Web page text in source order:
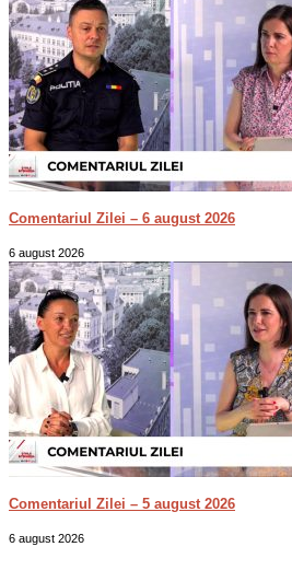
Comentariul Zilei – 6 august 2026
6 august 2026
Comentariul Zilei – 5 august 2026
6 august 2026